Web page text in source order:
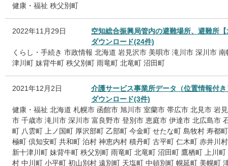
健康・福祉 秩父別町
2022年11月29日
空知総合振興局管内の避難場所、避難所
ダウンロード(24件)
くらし・手続き 市政情報 北海道 岩見沢市 美唄市 滝川市 深川市 南
津川町 妹背牛町 秩父別町 雨竜町 北竜町 沼田町
2021年12月2日
介護サービス事業所データ（位置情報付
ダウンロード(3件)
健康・福祉 北海道 札幌市 函館市 旭川市 室蘭市 帯広市 北見市 岩
市 千歳市 滝川市 深川市 富良野市 登別市 恵庭市 伊達市 北広島市
町 八雲町 上ノ国町 厚沢部町 乙部町 今金町 せたな町 島牧村 寿都町
極町 倶知安町 共和町 泊村 神恵内村 積丹町 古平町 仁木町 赤井川村
新十津川町 妹背牛町 秩父別町 雨竜町 北竜町 沼田町 鷹栖町
上川町
村 中川町 小平町 初山別村 遠別町 天塩町 中頓別町 幌延町 美幌町